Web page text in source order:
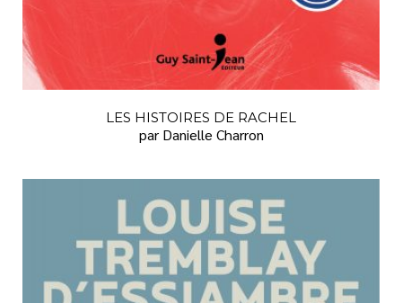
LES HISTOIRES DE RACHEL
par Danielle Charron